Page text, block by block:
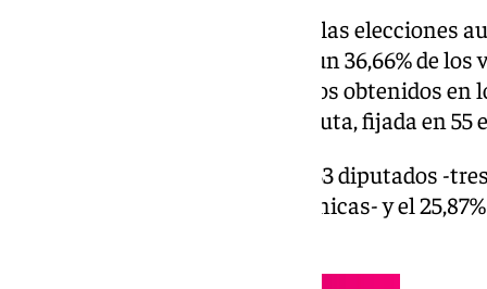
Con el 6% escrutado, el PP gana las elecciones
consigue 46 escaños, logrando un 36,66% de
menos que los 58 parlamentarios obtenidos en
9 diputados de la mayoría absoluta, fijada en 55
Por su parte, el PSOE consigue 33 diputados -
las pasadas elecciones autonómicas- y el